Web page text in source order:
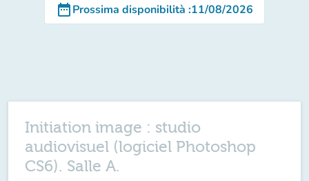
date_rangeProssima disponibilità :11/08/2026
Initiation image : studio
audiovisuel (logiciel Photoshop
CS6). Salle A.